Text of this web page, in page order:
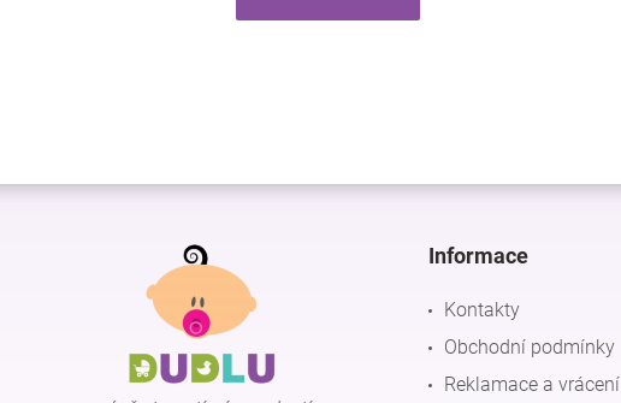
Z
Informace
Kontakty
Obchodní podmínky
Reklamace a vrácení